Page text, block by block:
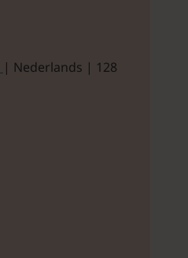
| Nederlands | 128